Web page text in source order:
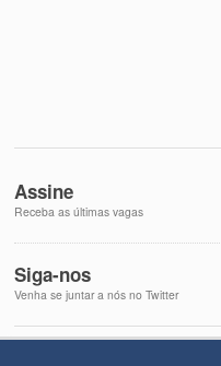
Assine
Receba as últimas vagas
Siga-nos
Venha se juntar a nós no Twitter